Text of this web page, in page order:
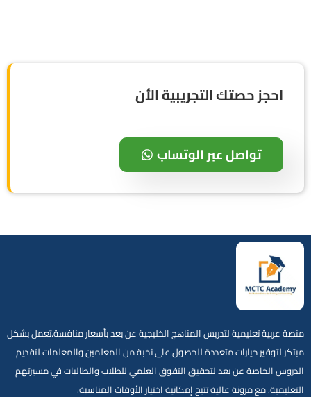
احجز حصتك التجريبية الأن
تواصل عبر الوتساب
منصة عربية تعليمية لتدريس المناهج الخليجية عن بعد بأسعار منافسة.تعمل بشكل
مبتكر لتوفير خيارات متعددة للحصول على نخبة من المعلمين والمعلمات لتقديم
الدروس الخاصة عن بعد لتحقيق التفوق العلمي للطلاب والطالبات في مسيرتهم
التعليمية، مع مرونة عالية تتيح إمكانية اختيار الأوقات المناسبة.